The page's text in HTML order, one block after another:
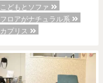
こどもとソファ
フロアがナチュラル系
カプリス